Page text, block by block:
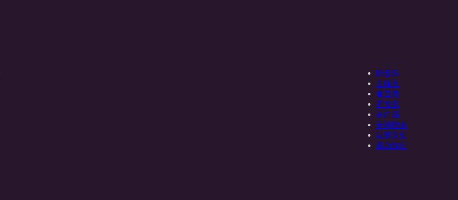
听音乐
去聊天
看直播
看资讯
表白墙
全网搜索
最新采集
视频解析